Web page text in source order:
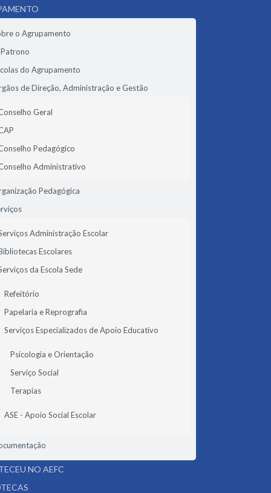
o Agrupamento
do Agrupamento
de Direção, Administração e Gestão
Geral
Pedagógico
Administrativo
Pedagógica
Administração Escolar
Escolares
da Escola Sede
Refeitório
Papelaria e Reprografia
Serviços Especializados de Apoio Educativo
Psicologia e Orientação
Serviço Social
Terapias
ASE - Apoio Social Escolar
NO AEFC